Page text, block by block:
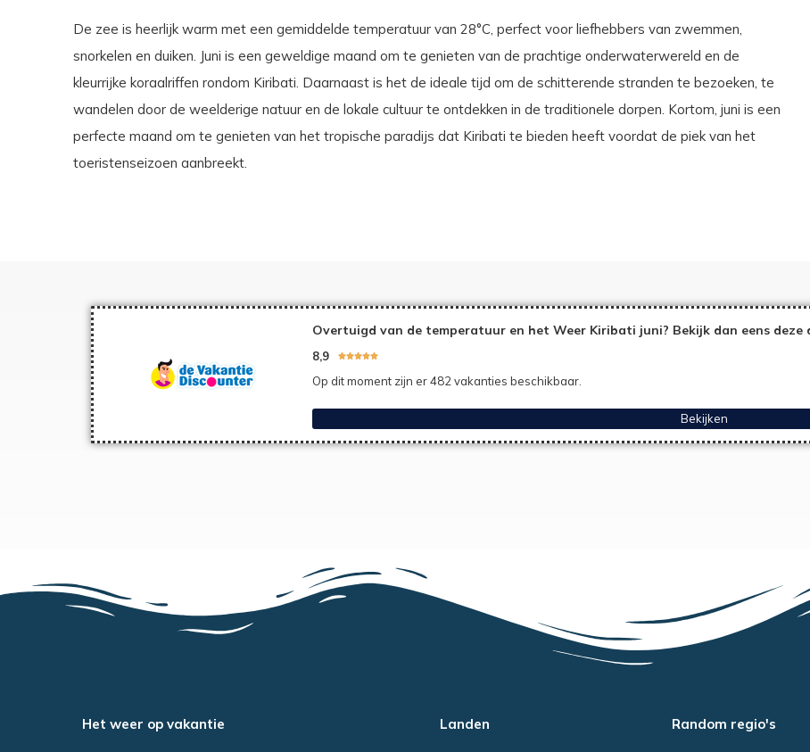
De zee is heerlijk warm met een gemiddelde temperatuur van 28°C, perfect voor liefhebbers van zwemmen,
snorkelen en duiken. Juni is een geweldige maand om te genieten van de prachtige onderwaterwereld en de
kleurrijke koraalriffen rondom Kiribati. Daarnaast is het de ideale tijd om de schitterende stranden te bezoeken, te
wandelen door de weelderige natuur en de lokale cultuur te ontdekken in de traditionele dorpen. Kortom, juni is een
perfecte maand om te genieten van het tropische paradijs dat Kiribati te bieden heeft voordat de piek van het
toeristenseizoen aanbreekt.
Overtuigd van de temperatuur en het Weer Kiribati juni? Bekijk dan eens deze
8,9 
Op dit moment zijn er 482 vakanties beschikbaar.
Bekijken
Het weer op vakantie Landen Random regio's